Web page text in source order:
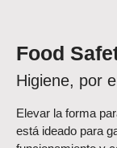
Food
Higiene, por
Elevar la forma
está ideado para